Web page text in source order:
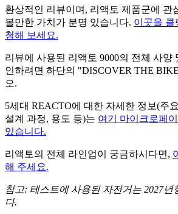
환상적인 리뷰이며, 리액토 제품군에 관
볼만한 가치가 분명 있습니다. 이곳을 클
청해 보세요.
리뷰에 사용된 리액토 9000의 전체 사양
인하려면 하단의 "DISCOVER THE
오.
5세대 REACTO에 대한 자세한 정보(주
설계 과정, 용도 등)는 여기 마이크로페
있습니다.
리액토의 전체 라인업이 궁금하시다면,
해 주세요.
참고: 테스트에 사용된 자전거는 2027년
다.